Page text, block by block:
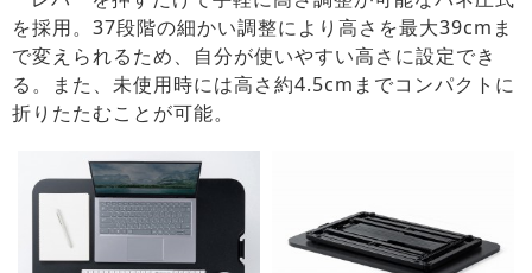
を採用。37段階の細かい調整により高さを最大39cmま
で変えられるため、自分が使いやすい高さに設定でき
る。また、未使用時には高さ約4.5cmまでコンパクトに
折りたたむことが可能。